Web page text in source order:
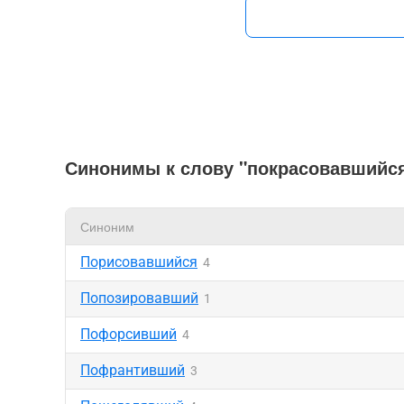
Синонимы к слову
Синоним
Порисовавшийся 4
Попозировавший 1
Пофорсивший 4
Пофрантивший 3